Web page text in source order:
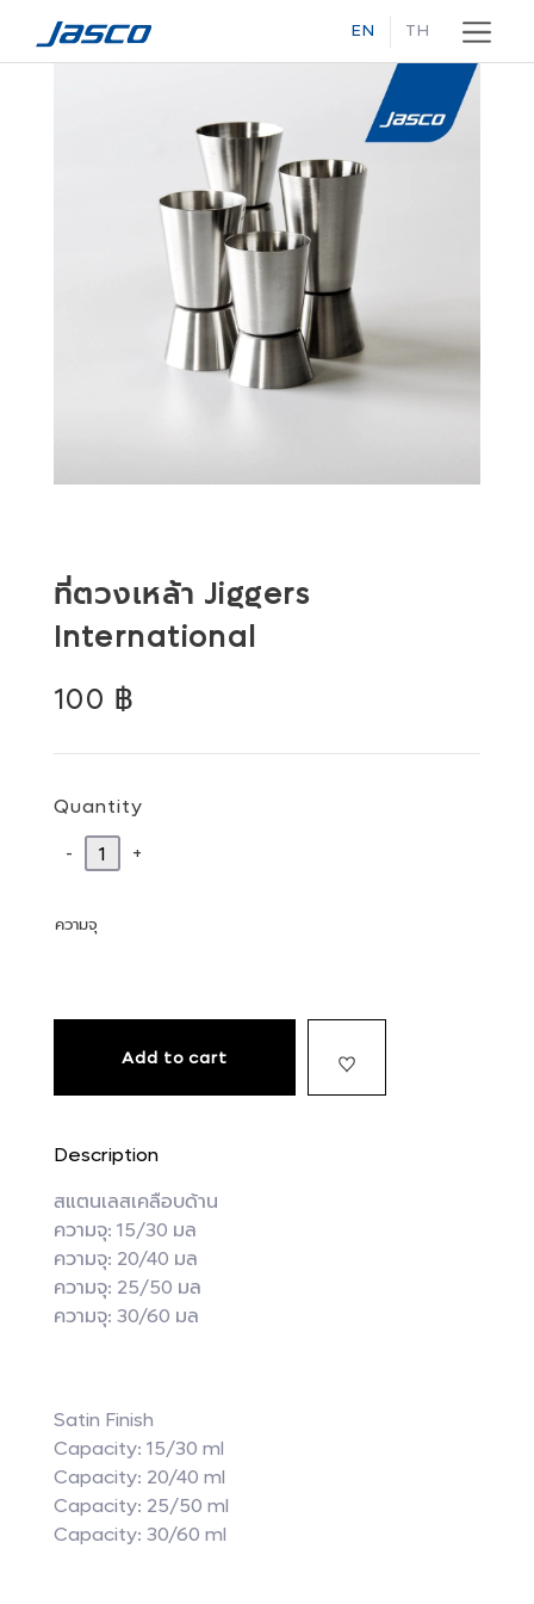
Skip
ที่ตวงเหล้า Jiggers
International
Regular
100 ฿
Quantity
- +
ความจุ
Add to cart
Description
สแตนเลสเคลือบด้าน
ความจุ: 15/30 มล
ความจุ: 20/40 มล
ความจุ: 25/50 มล
ความจุ: 30/60 มล
Satin Finish
Capacity: 15/30 ml
Capacity: 20/40 ml
Capacity: 25/50 ml
Capacity: 30/60 ml
EN TH